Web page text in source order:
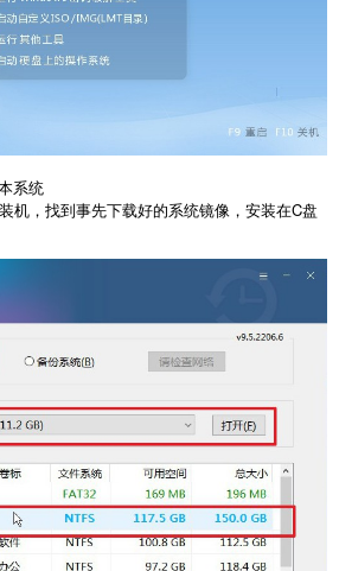
系统
机，找到事先下载好的系统镜像，安装在C盘